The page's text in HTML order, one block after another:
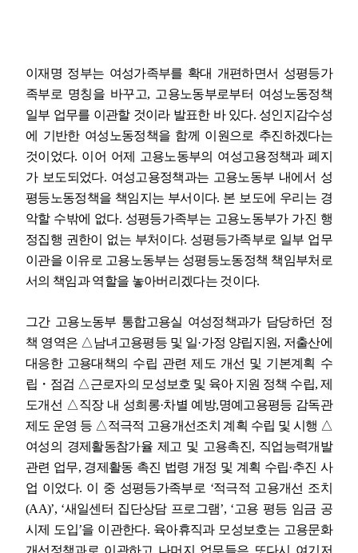
이재명 정부는 여성가족부를 확대 개편하면서 성평등가
족부로 명칭을 바꾸고, 고용노동부로부터 여성노동정책
일부 업무를 이관할 것이라 발표한 바 있다. 성인지감수성
에 기반한 여성노동정책을 함께 이원으로 추진하겠다는
것이었다. 이어 어제 고용노동부의 여성고용정책과 폐지
가 보도되었다. 여성고용정책과는 고용노동부 내에서 성
평등노동정책을 책임지는 부서이다. 본 보도에 우리는 경
악할 수밖에 없다. 성평등가족부는 고용노동부가 가진 행
정집행 권한이 없는 부처이다. 성평등가족부로 일부 업무
이관을 이유로 고용노동부는 성평등노동정책 책임부처로
서의 책임과 역할을 놓아버리겠다는 것이다.
그간 고용노동부 통합고용실 여성정책과가 담당하던 정
책 영역은 △남녀고용평등 및 일·가정 양립지원, 저출산에
대응한 고용대책의 수립 관련 제도 개선 및 기본계획 수
립 ・ 점검 △근로자의 모성보호 및 육아 지원 정책 수립, 제
도개선 △직장 내 성희롱·차별 예방,명예고용평등 감독관
제도 운영 등 △적극적 고용개선조치 계획 수립 및 시행 △
여성의 경제활동참가율 제고 및 고용촉진, 직업능력개발
관련 업무, 경제활동 촉진 법령 개정 및 계획 수립·추진 사
업 이었다. 이 중 성평등가족부로 ‘적극적 고용개선 조치
(AA)’, ‘새일센터 집단상담 프로그램’, ‘고용 평등 임금 공
시제 도입’을 이관한다. 육아휴직과 모성보호는 고용문화
개선정책과로 이관하고 나머지 업무들은 또다시 여기저